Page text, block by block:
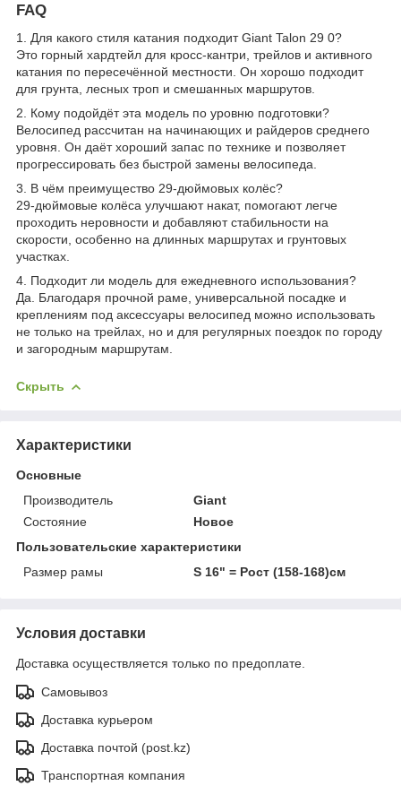
FAQ
1. Для какого стиля катания подходит Giant Talon 29 0?
Это горный хардтейл для кросс-кантри, трейлов и активного
катания по пересечённой местности. Он хорошо подходит
для грунта, лесных троп и смешанных маршрутов.
2. Кому подойдёт эта модель по уровню подготовки?
Велосипед рассчитан на начинающих и райдеров среднего
уровня. Он даёт хороший запас по технике и позволяет
прогрессировать без быстрой замены велосипеда.
3. В чём преимущество 29-дюймовых колёс?
29-дюймовые колёса улучшают накат, помогают легче
проходить неровности и добавляют стабильности на
скорости, особенно на длинных маршрутах и грунтовых
участках.
4. Подходит ли модель для ежедневного использования?
Да. Благодаря прочной раме, универсальной посадке и
креплениям под аксессуары велосипед можно использовать
не только на трейлах, но и для регулярных поездок по городу
и загородным маршрутам.
Скрыть
Характеристики
Основные
Производитель
Giant
Состояние
Новое
Пользовательские характеристики
Размер рамы
S 16" = Рост (158-168)см
Условия доставки
Доставка осуществляется только по предоплате.
Самовывоз
Доставка курьером
Доставка почтой (post.kz)
Транспортная компания